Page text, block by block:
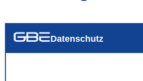
auch in allen Texten suchen (Volltextsuche)
Datenschutz